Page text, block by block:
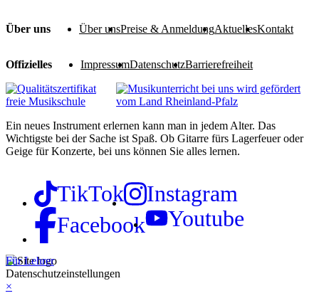
Über uns Über unsPreise & AnmeldungAktuellesKontakt
Offizielles ImpressumDatenschutzBarrierefreiheit
Ein neues Instrument erlernen kann man in jedem Alter. Das
Wichtigste bei der Sache ist Spaß. Ob Gitarre fürs Lagerfeuer oder
Geige für Konzerte, bei uns können Sie alles lernen.
TikTok
Instagram
Facebook
Youtube
Für Lehrer
Datenschutzeinstellungen
×